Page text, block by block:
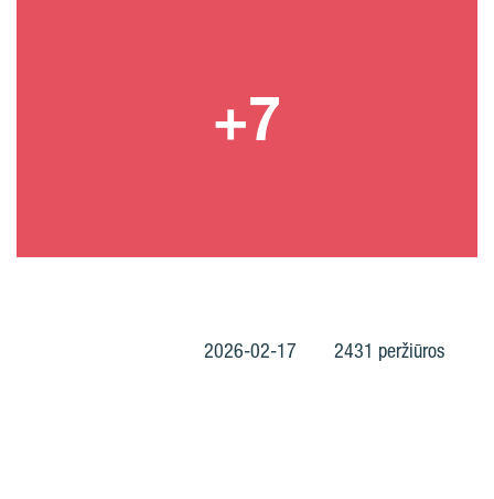
2026-02-17 2431 peržiūros